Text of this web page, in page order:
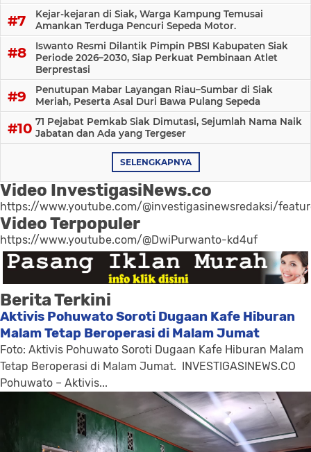
Kejar-kejaran di Siak, Warga Kampung Temusai
Amankan Terduga Pencuri Sepeda Motor.
Iswanto Resmi Dilantik Pimpin PBSI Kabupaten Siak
Periode 2026–2030, Siap Perkuat Pembinaan Atlet
Berprestasi
Penutupan Mabar Layangan Riau–Sumbar di Siak
Meriah, Peserta Asal Duri Bawa Pulang Sepeda
71 Pejabat Pemkab Siak Dimutasi, Sejumlah Nama Naik
Jabatan dan Ada yang Tergeser
SELENGKAPNYA
Video InvestigasiNews.co
https://www.youtube.com/@investigasinewsredaksi/
Video Terpopuler
https://www.youtube.com/@DwiPurwanto-kd4uf
Berita Terkini
Aktivis Pohuwato Soroti Dugaan Kafe Hiburan
Malam Tetap Beroperasi di Malam Jumat
Foto: Aktivis Pohuwato Soroti Dugaan Kafe Hiburan Malam
Tetap Beroperasi di Malam Jumat. INVESTIGASINEWS.CO
Pohuwato – Aktivis...